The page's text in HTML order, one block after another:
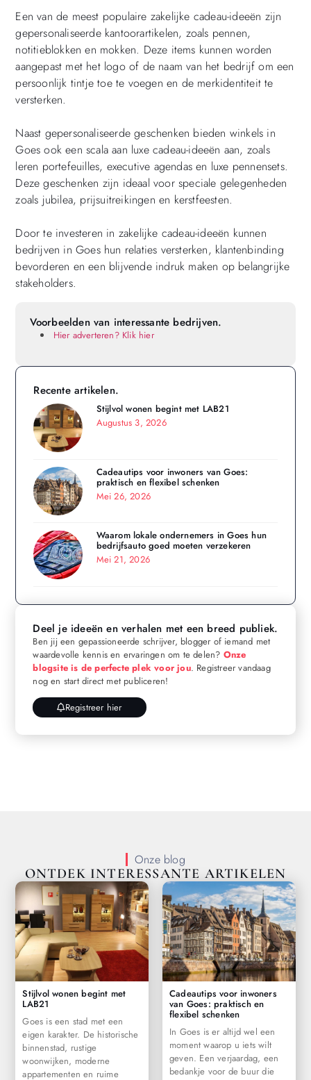
Een van de meest populaire zakelijke cadeau-ideeën zijn
gepersonaliseerde kantoorartikelen, zoals pennen,
notitieblokken en mokken. Deze items kunnen worden
aangepast met het logo of de naam van het bedrijf om een
persoonlijk tintje toe te voegen en de merkidentiteit te
versterken.
Naast gepersonaliseerde geschenken bieden winkels in
Goes ook een scala aan luxe cadeau-ideeën aan, zoals
leren portefeuilles, executive agendas en luxe pennensets.
Deze geschenken zijn ideaal voor speciale gelegenheden
zoals jubilea, prijsuitreikingen en kerstfeesten.
Door te investeren in zakelijke cadeau-ideeën kunnen
bedrijven in Goes hun relaties versterken, klantenbinding
bevorderen en een blijvende indruk maken op belangrijke
stakeholders.
Voorbeelden van interessante bedrijven.
Hier adverteren? Klik hier
Recente artikelen.
Stijlvol wonen begint met LAB21
Augustus 3, 2026
Cadeautips voor inwoners van Goes:
praktisch en flexibel schenken
Mei 26, 2026
Waarom lokale ondernemers in Goes hun
bedrijfsauto goed moeten verzekeren
Mei 21, 2026
Deel je ideeën en verhalen met een breed publiek.
Ben jij een gepassioneerde schrijver, blogger of iemand met
waardevolle kennis en ervaringen om te delen? Onze
blogsite is de perfecte plek voor jou. Registreer vandaag
nog en start direct met publiceren!
Registreer hier
Onze blog
ONTDEK INTERESSANTE ARTIKELEN
Stijlvol wonen begint met
LAB21
Goes is een stad met een
eigen karakter. De historische
binnenstad, rustige
woonwijken, moderne
appartementen en ruime
Cadeautips voor inwoners
van Goes: praktisch en
flexibel schenken
In Goes is er altijd wel een
moment waarop u iets wilt
geven. Een verjaardag, een
bedankje voor de buur die